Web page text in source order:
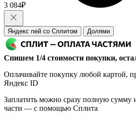
3 084₽
Яндекс пей со Сплитом Долями
Спишем 1/4 стоимости покупки,
Оплачивайте покупку любой картой,
Яндекс ID
Заплатить можно сразу полную сумму
части — с помощью Сплита